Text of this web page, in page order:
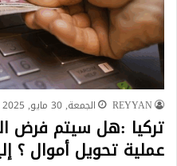
REYYAN الجمعة, 30 مايو, 2025
عملية تحويل أموال ؟